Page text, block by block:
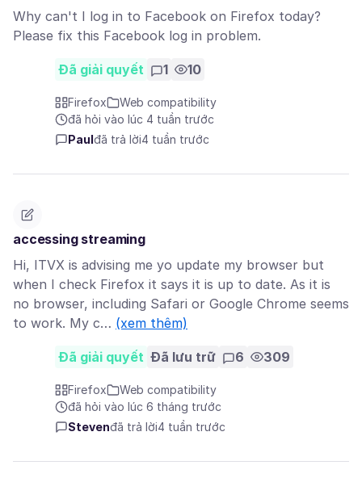
Why can't I log in to Facebook on Firefox today?
Please fix this Facebook log in problem.
Đã giải quyết 1 10
Firefox
Web compatibility
đã hỏi vào lúc 4 tuần trước
Paul đã trả lời4 tuần trước
accessing streaming
Hi, ITVX is advising me yo update my browser but
when I check Firefox it says it is up to date. As it is
no browser, including Safari or Google Chrome seems
to work. My c… (xem thêm)
Đã giải quyết Đã lưu trữ 6 309
Firefox
Web compatibility
đã hỏi vào lúc 6 tháng trước
Stevenđã trả lời4 tuần trước